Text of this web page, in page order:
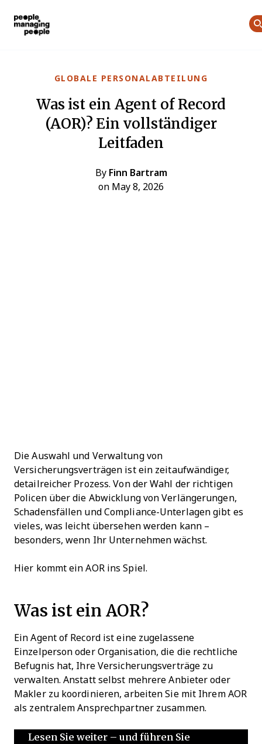
GLOBALE PERSONALABTEILUNG
Was ist ein Agent of Record
(AOR)? Ein vollständiger
Leitfaden
By Finn Bartram
on May 8, 2026
Die Auswahl und Verwaltung von
Versicherungsverträgen ist ein zeitaufwändiger,
detailreicher Prozess. Von der Wahl der richtigen
Policen über die Abwicklung von Verlängerungen,
Schadensfällen und Compliance-Unterlagen gibt es
vieles, was leicht übersehen werden kann –
besonders, wenn Ihr Unternehmen wächst.
Hier kommt ein AOR ins Spiel.
Was ist ein AOR?
Ein Agent of Record ist eine zugelassene
Einzelperson oder Organisation, die die rechtliche
Befugnis hat, Ihre Versicherungsverträge zu
verwalten. Anstatt selbst mehrere Anbieter oder
Makler zu koordinieren, arbeiten Sie mit Ihrem AOR
als zentralem Ansprechpartner zusammen.
Lesen Sie weiter – und führen Sie